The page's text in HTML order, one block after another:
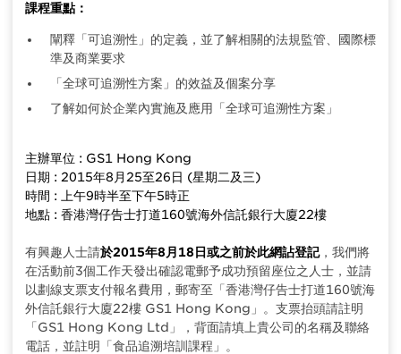
課程重點：
闡釋「可追溯性」的定義，並了解相關的法規監管、國際標
準及商業要求
「全球可追溯性方案」的效益及個案分享
了解如何於企業內實施及應用「全球可追溯性方案」
主辦單位 : GS1 Hong Kong
日期 : 2015年8月25至26日 (星期二及三)
時間 : 上午9時半至下午5時正
地點 : 香港灣仔告士打道160號海外信託銀行大廈22樓
有興趣人士請於2015年8月18日或之前於此網詀登記，我們將
在活動前3個工作天發出確認電郵予成功預留座位之人士，並請
以劃線支票支付報名費用，郵寄至「香港灣仔告士打道160號海
外信託銀行大廈22樓 GS1 Hong Kong」。支票抬頭請註明
「GS1 Hong Kong Ltd」，背面請填上貴公司的名稱及聯絡
電話，並註明「食品追溯培訓課程」。